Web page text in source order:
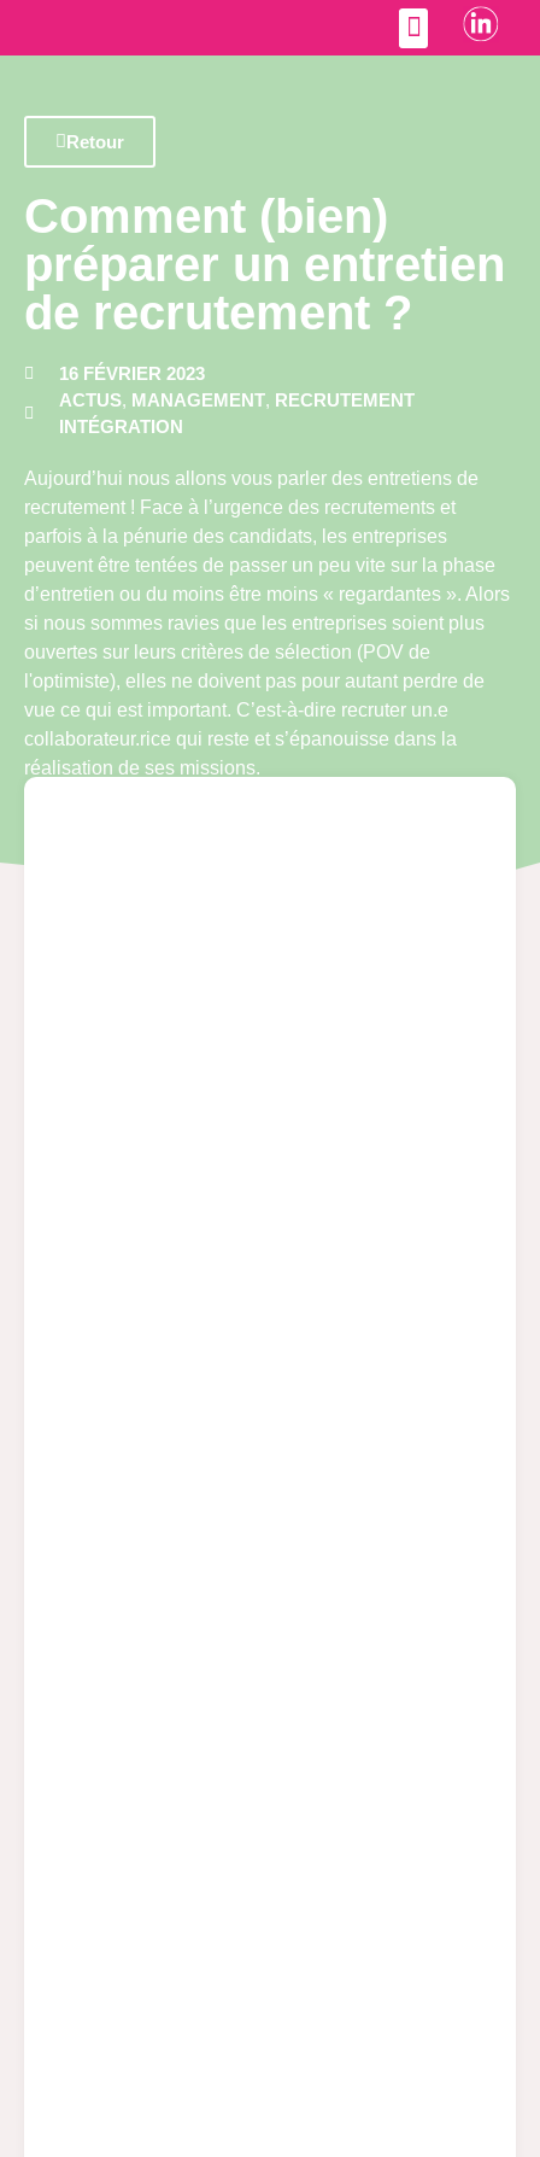
Retour
Comment (bien)
préparer un entretien
de recrutement ?
16 FÉVRIER 2023
ACTUS, MANAGEMENT, RECRUTEMENT
INTÉGRATION
Aujourd’hui nous allons vous parler des entretiens de
recrutement ! Face à l’urgence des recrutements et
parfois à la pénurie des candidats, les entreprises
peuvent être tentées de passer un peu vite sur la phase
d’entretien ou du moins être moins « regardantes ». Alors
si nous sommes ravies que les entreprises soient plus
ouvertes sur leurs critères de sélection (POV de
l'optimiste), elles ne doivent pas pour autant perdre de
vue ce qui est important. C’est-à-dire recruter un.e
collaborateur.rice qui reste et s’épanouisse dans la
réalisation de ses missions.